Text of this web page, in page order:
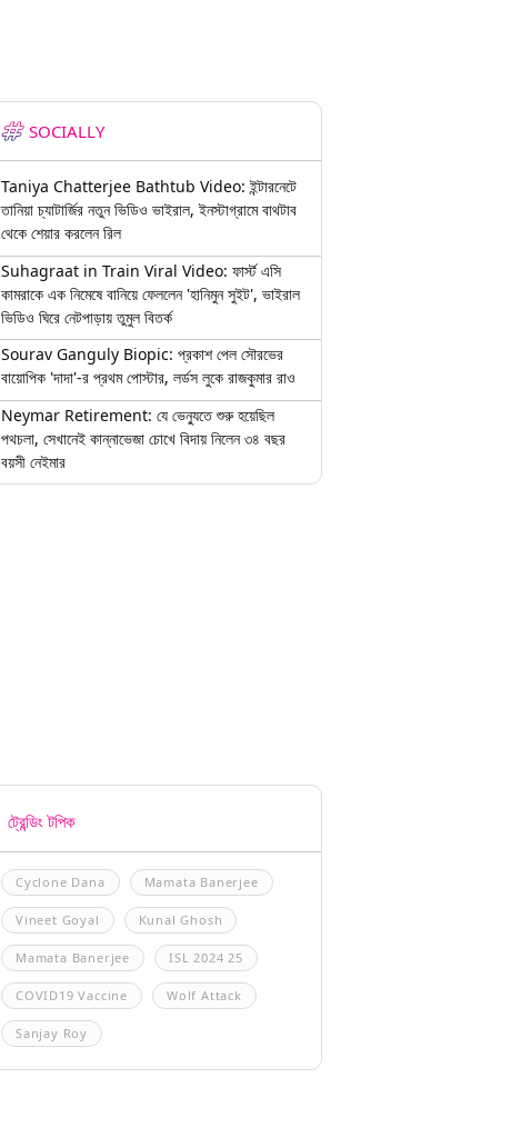
SOCIALLY
Taniya Chatterjee Bathtub Video: ইন্টারনেটে
তানিয়া চ্যাটার্জির নতুন ভিডিও ভাইরাল, ইনস্টাগ্রামে বাথটাব
থেকে শেয়ার করলেন রিল
Suhagraat in Train Viral Video: ফার্স্ট এসি
কামরাকে এক নিমেষে বানিয়ে ফেললেন 'হানিমুন সুইট', ভাইরাল
ভিডিও ঘিরে নেটপাড়ায় তুমুল বিতর্ক
Sourav Ganguly Biopic: প্রকাশ পেল সৌরভের
বায়োপিক 'দাদা'-র প্রথম পোস্টার, লর্ডস লুকে রাজকুমার রাও
Neymar Retirement: যে ভেন্যুতে শুরু হয়েছিল
পথচলা, সেখানেই কান্নাভেজা চোখে বিদায় নিলেন ৩৪ বছর
বয়সী নেইমার
ট্রেন্ডিং টপিক
Cyclone Dana Mamata Banerjee
Vineet Goyal Kunal Ghosh
Mamata Banerjee ISL 2024 25
COVID19 Vaccine Wolf Attack
Sanjay Roy